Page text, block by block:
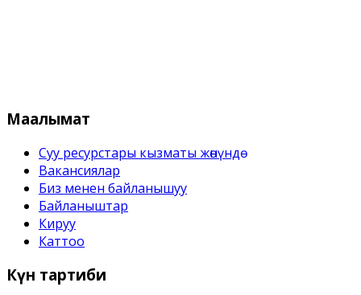
Маалымат
Суу ресурстары кызматы жѳнүндѳ
Вакансиялар
Биз менен байланышуу
Байланыштар
Кируу
Каттоо
Күн тартиби